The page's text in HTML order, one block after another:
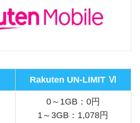
Rakuten UN-LIMIT Ⅵ
0～1GB：0円
1～3GB：1,078円